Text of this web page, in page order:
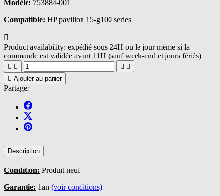
Modèle: 753884-001
Compatible: HP pavilion 15-g100 series

Product availability: expédié sous 24H ou le jour même si la
commande est validée avant 11H (sauf week-end et jours fériés)
   
 Ajouter au panier
Partager
Description
Condition: Produit neuf
Garantie: 1an (voir conditions)